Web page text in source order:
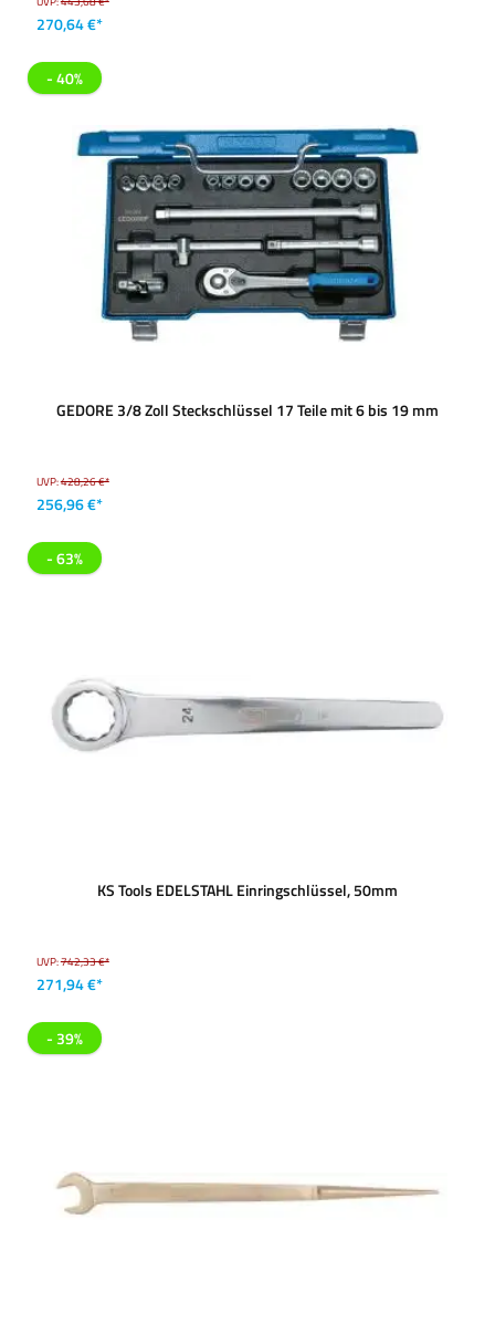
270,64 €*
- 40%
GEDORE 3/8 Zoll Steckschlüssel 17 Teile mit 6 bis 19 mm
UVP:428,26 €*
256,96 €*
- 63%
KS Tools EDELSTAHL Einringschlüssel, 50mm
UVP:742,33 €*
271,94 €*
- 39%